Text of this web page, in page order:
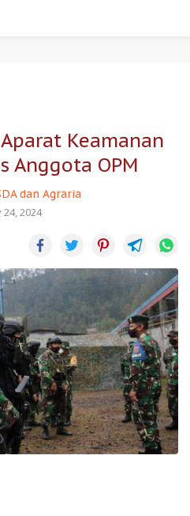
Keamanan
Anggota OPM
dan Agraria
24, 2024